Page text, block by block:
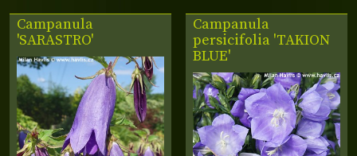
Campanula
'SARASTRO'
Campanula
persicifolia 'TAKION
BLUE'